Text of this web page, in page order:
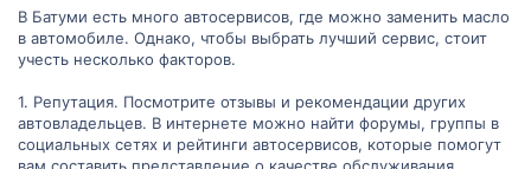
В Батуми есть много автосервисов, где можно заменить масло
в автомобиле. Однако, чтобы выбрать лучший сервис, стоит
учесть несколько факторов.
1. Репутация. Посмотрите отзывы и рекомендации других
автовладельцев. В интернете можно найти форумы, группы в
социальных сетях и рейтинги автосервисов, которые помогут
вам составить представление о качестве обслуживания.